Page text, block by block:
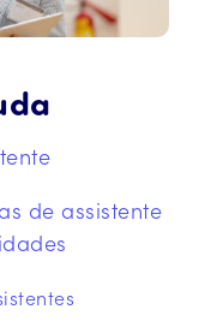
de assistente